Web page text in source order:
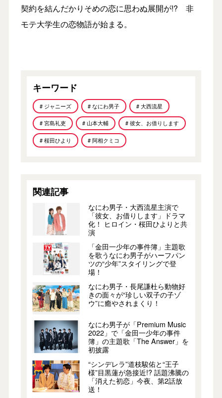
契約を結んだかりそめの恋に思わぬ展開が!? 非
モテ大学生の恋物語が始まる。
キーワード
# ジャニーズ # なにわ男子 # 大西流星
# 宮島礼吏 # 山本大輔 # 彼女、お借りします
# 桜田ひより # 阿相クミコ
関連記事
なにわ男子・大西流星主演で
「彼女、お借りします」ドラマ
化！ ヒロイン・桜田ひよりと共
演
「金田一少年の事件簿」主題歌
を歌うなにわ男子がハーフパン
ツの“少年”スタイリングで登
場！
なにわ男子・長尾謙杜ら動物好
きの面々が“珍しい双子の子ゾ
ウ”に癒やされまくり！
なにわ男子が「Premium Music
2022」で「金田一少年の事件
簿」の主題歌「The Answer」を
初披露
“シンデレラ”道枝駿佑と“王子
様”目黒蓮が急接近!? 話題沸騰の
「消えた初恋」今夜、第2話放
送！